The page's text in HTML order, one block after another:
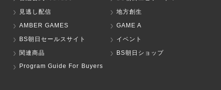
見逃し配信
地方創生
AMBER GAMES
GAME A
BS朝日セールスサイト
イベント
関連商品
BS朝日ショップ
Program Guide For Buyers